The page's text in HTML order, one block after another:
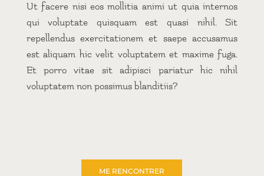
Ut facere nisi eos mollitia animi ut quia internos
qui voluptate quisquam est quasi nihil. Sit
repellendus exercitationem et saepe accusamus
est aliquam hic velit voluptatem et maxime fuga.
Et porro vitae sit adipisci pariatur hic nihil
voluptatem non possimus blanditiis?
ME RENCONTRER